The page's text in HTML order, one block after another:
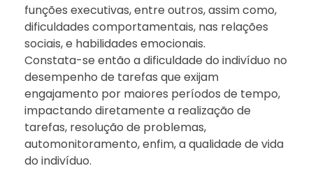
funções executivas, entre outros, assim como,
dificuldades comportamentais, nas relações
sociais, e habilidades emocionais.
Constata-se então a dificuldade do indivíduo no
desempenho de tarefas que exijam
engajamento por maiores períodos de tempo,
impactando diretamente a realização de
tarefas, resolução de problemas,
automonitoramento, enfim, a qualidade de vida
do indivíduo.